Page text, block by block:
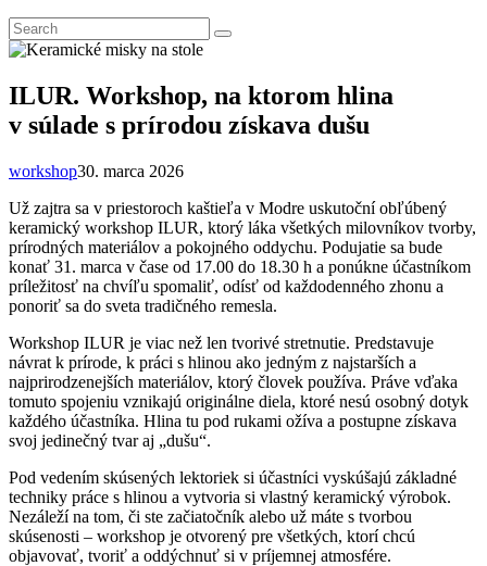
ILUR. Workshop, na ktorom hlina
v súlade s prírodou získava dušu
workshop30. marca 2026
Už zajtra sa v priestoroch kaštieľa v Modre uskutoční obľúbený
keramický workshop ILUR, ktorý láka všetkých milovníkov tvorby,
prírodných materiálov a pokojného oddychu. Podujatie sa bude
konať 31. marca v čase od 17.00 do 18.30 h a ponúkne účastníkom
príležitosť na chvíľu spomaliť, odísť od každodenného zhonu a
ponoriť sa do sveta tradičného remesla.
Workshop ILUR je viac než len tvorivé stretnutie. Predstavuje
návrat k prírode, k práci s hlinou ako jedným z najstarších a
najprirodzenejších materiálov, ktorý človek používa. Práve vďaka
tomuto spojeniu vznikajú originálne diela, ktoré nesú osobný dotyk
každého účastníka. Hlina tu pod rukami ožíva a postupne získava
svoj jedinečný tvar aj „dušu“.
Pod vedením skúsených lektoriek si účastníci vyskúšajú základné
techniky práce s hlinou a vytvoria si vlastný keramický výrobok.
Nezáleží na tom, či ste začiatočník alebo už máte s tvorbou
skúsenosti – workshop je otvorený pre všetkých, ktorí chcú
objavovať, tvoriť a oddýchnuť si v príjemnej atmosfére.